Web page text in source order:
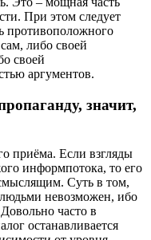
При этом следует
противоположного
либо своей
своей
аргументов.
значит,
приёма. Если взгляды
информпотока, то его
Суть в том,
невозможен, ибо
часто в
останавливается